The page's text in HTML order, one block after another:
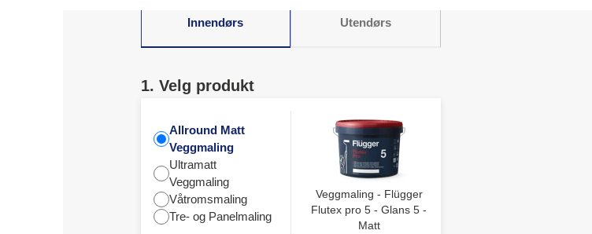
Innendørs Utendørs
1. Velg produkt
Allround Matt
Veggmaling
Ultramatt
Veggmaling
Våtromsmaling
Tre- og Panelmaling
Veggmaling - Flügger
Flutex pro 5 - Glans 5 -
Matt